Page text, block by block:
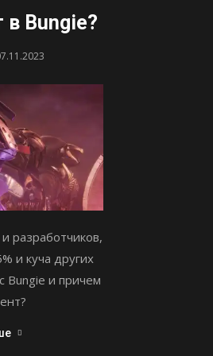
в Bungie?
разработчиков,
и куча других
Bungie и причем